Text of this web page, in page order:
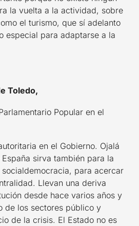
la vuelta a la actividad, sobre
el turismo, que sí adelanto
especial para adaptarse a la
Toledo,
Popular en el
en el Gobierno. Ojalá
sirva también para la
para acercar
Llevan una deriva
desde hace varios años y
de los sectores público y
de la crisis. El Estado no es